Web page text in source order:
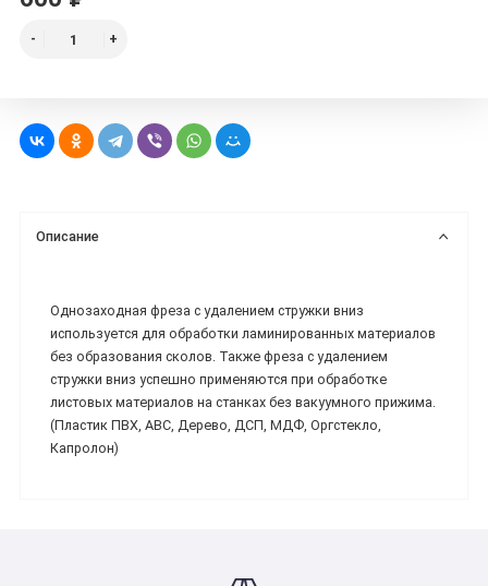
Описание
Однозаходная фреза с удалением стружки вниз
используется для обработки ламинированных материалов
без образования сколов. Также фреза с удалением
стружки вниз успешно применяются при обработке
листовых материалов на станках без вакуумного прижима.
(Пластик ПВХ, ABC, Дерево, ДСП, МДФ, Оргстекло,
Капролон)